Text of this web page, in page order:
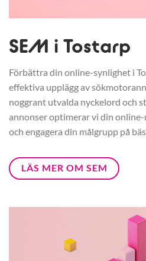
SEM i Tostarp
Förbättra din online-synlighet i
effektiva upplägg av
noggrant utvalda nyckelord och
annonser optimerar vi din
och engagera din målgrupp på
LÄS MER OM SEM